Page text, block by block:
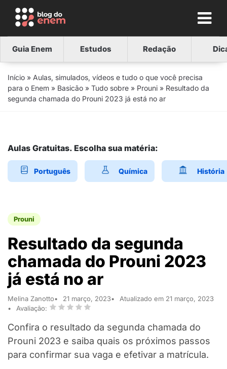
Guia Enem Estudos Redação
Início » Aulas, simulados, vídeos e tudo o que você precisa
para o Enem » Basicão » Tudo sobre » Prouni » Resultado da
segunda chamada do Prouni 2023 já está no ar
Aulas Gratuitas. Escolha sua matéria:
Português Química História
Prouni
Resultado da segunda
chamada do Prouni 2023
já está no ar
Melina Zanotto 21 março, 2023
Atualizado em 21 março, 2023
Avaliação:
Confira o resultado da segunda chamada do
Prouni 2023 e saiba quais os próximos passos
para confirmar sua vaga e efetivar a matrícula.